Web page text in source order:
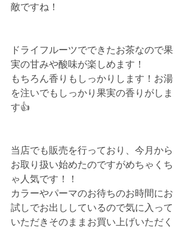
敵ですね！
ドライフルーツでできたお茶なので果
実の甘みや酸味が楽しめます！
もちろん香りもしっかりします！お湯
を注いでもしっかり果実の香りがしま
す👍
当店でも販売を行っており、今月から
お取り扱い始めたのですがめちゃくち
ゃ人気です！！
カラーやパーマのお待ちのお時間にお
試しでお出ししているので気に入って
いただきそのままお買い上げいただく